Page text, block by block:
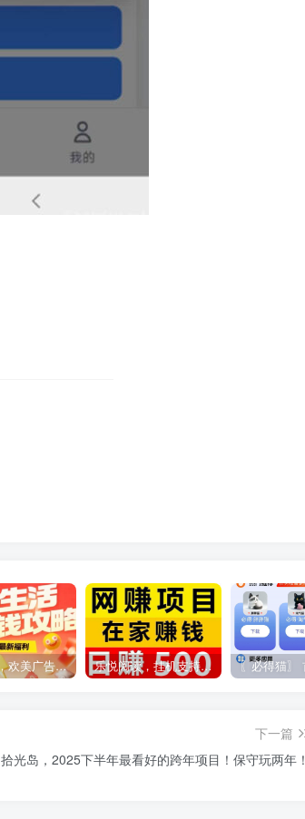
元旦首码，欢美广告平台，打造长期管道收益，上车吃肉 乐悦阅读，挂机支持5个平台，单机一天四五张
下一篇
拾光岛，2025下半年最看好的跨年项目！保守玩两年！